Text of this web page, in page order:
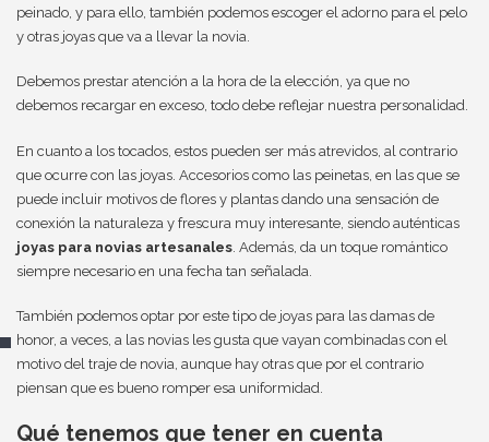
peinado, y para ello, también podemos escoger el adorno para el pelo
y otras joyas que va a llevar la novia.
Debemos prestar atención a la hora de la elección, ya que no
debemos recargar en exceso, todo debe reflejar nuestra personalidad.
En cuanto a los tocados, estos pueden ser más atrevidos, al contrario
que ocurre con las joyas. Accesorios como las peinetas, en las que se
puede incluir motivos de flores y plantas dando una sensación de
conexión la naturaleza y frescura muy interesante, siendo auténticas
joyas para novias artesanales . Además, da un toque romántico
siempre necesario en una fecha tan señalada.
También podemos optar por este tipo de joyas para las damas de
honor, a veces, a las novias les gusta que vayan combinadas con el
motivo del traje de novia, aunque hay otras que por el contrario
piensan que es bueno romper esa uniformidad.
Qué tenemos que tener en cuenta